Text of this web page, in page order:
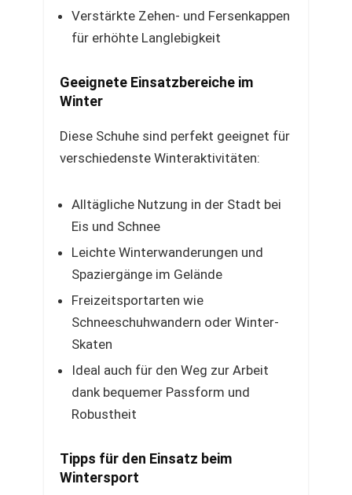
Verstärkte Zehen- und Fersenkappen
für erhöhte Langlebigkeit
Geeignete Einsatzbereiche im
Winter
Diese Schuhe sind perfekt geeignet für
verschiedenste Winteraktivitäten:
Alltägliche Nutzung in der Stadt bei
Eis und Schnee
Leichte Winterwanderungen und
Spaziergänge im Gelände
Freizeitsportarten wie
Schneeschuhwandern oder Winter-
Skaten
Ideal auch für den Weg zur Arbeit
dank bequemer Passform und
Robustheit
Tipps für den Einsatz beim
Wintersport